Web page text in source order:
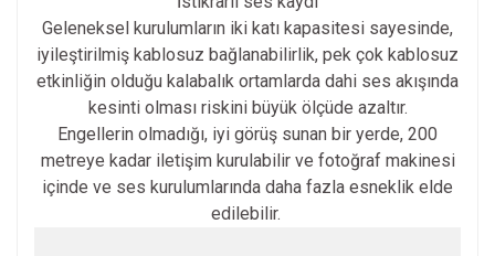
Geleneksel kurulumların iki katı kapasitesi sayesinde,
iyileştirilmiş kablosuz bağlanabilirlik, pek çok kablosuz
etkinliğin olduğu kalabalık ortamlarda dahi ses akışında
kesinti olması riskini büyük ölçüde azaltır.
Engellerin olmadığı, iyi görüş sunan bir yerde, 200
metreye kadar iletişim kurulabilir ve fotoğraf makinesi
içinde ve ses kurulumlarında daha fazla esneklik elde
edilebilir.